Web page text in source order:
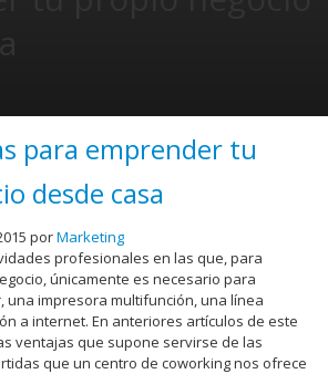
para emprender tu
desde casa
porMarketing
profesionales en las que, para
únicamente es necesario para
impresora multifunción, una línea
a internet. En anteriores artículos de este
ventajas que supone servirse de las
que un centro de coworking nos ofrece